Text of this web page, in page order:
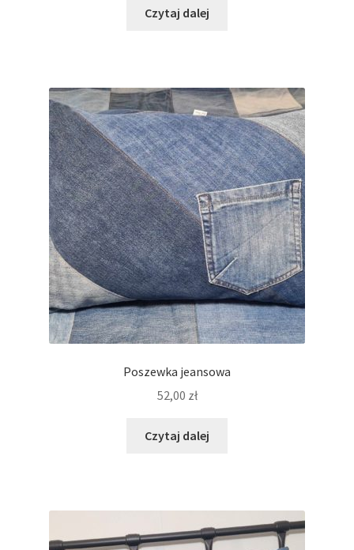
Czytaj dalej
Poszewka jeansowa
52,00 zł
Czytaj dalej